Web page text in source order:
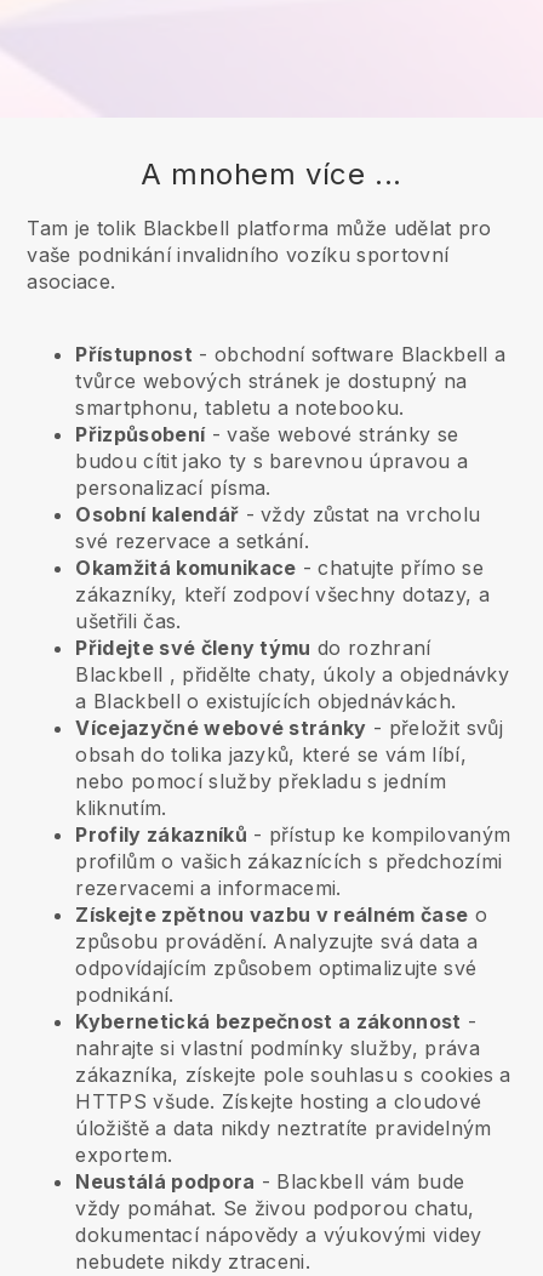
A mnohem více ...
Tam je tolik Blackbell platforma může udělat pro
vaše podnikání invalidního vozíku sportovní
asociace.
Přístupnost - obchodní software Blackbell a
tvůrce webových stránek je dostupný na
smartphonu, tabletu a notebooku.
Přizpůsobení- vaše webové stránky se
budou cítit jako ty s barevnou úpravou a
personalizací písma.
Osobní kalendář - vždy zůstat na vrcholu
své rezervace a setkání.
Okamžitá komunikace - chatujte přímo se
zákazníky, kteří zodpoví všechny dotazy, a
ušetřili čas.
Přidejte své členy týmu do rozhraní
Blackbell , přidělte chaty, úkoly a objednávky
a Blackbell o existujících objednávkách.
Vícejazyčné webové stránky - přeložit svůj
obsah do tolika jazyků, které se vám líbí,
nebo pomocí služby překladu s jedním
kliknutím.
Profily zákazníků - přístup ke kompilovaným
profilům o vašich zákaznících s předchozími
rezervacemi a informacemi.
Získejte zpětnou vazbu v reálném čase o
způsobu provádění. Analyzujte svá data a
odpovídajícím způsobem optimalizujte své
podnikání.
Kybernetická bezpečnost a zákonnost -
nahrajte si vlastní podmínky služby, práva
zákazníka, získejte pole souhlasu s cookies a
HTTPS všude. Získejte hosting a cloudové
úložiště a data nikdy neztratíte pravidelným
exportem.
Neustálá podpora - Blackbell vám bude
vždy pomáhat. Se živou podporou chatu,
dokumentací nápovědy a výukovými videy
nebudete nikdy ztraceni.